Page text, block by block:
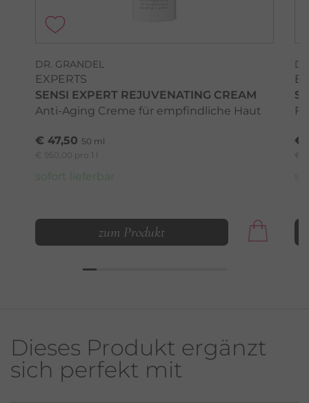
DR. GRANDEL
EXPERTS
SENSI EXPERT REJUVENATING CREAM
Anti-Aging Creme für empfindliche Haut
€ 47,50 50 ml
€ 950,00 pro 1 l
sofort lieferbar
zum Produkt
€
€
Dieses Produkt ergänzt
sich perfekt mit